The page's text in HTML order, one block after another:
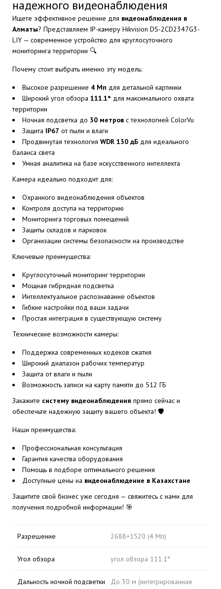
надежного видеонаблюдения
Ищете эффективное решение для видеонаблюдения в
Алматы? Представляем IP-камеру Hikvision DS-2CD2347G3-
LIY — современное устройство для круглосуточного
мониторинга территории 🔍
Почему стоит выбрать именно эту модель:
Высокое разрешение 4 Мп для детальной картинки
Широкий угол обзора 111.1° для максимального охвата
территории
Ночная подсветка до 30 метров с технологией ColorVu
Защита IP67 от пыли и влаги
Продвинутая технология WDR 130 дБ для идеального
баланса света
Умная аналитика на базе искусственного интеллекта
Камера идеально подходит для:
Охранного видеонаблюдения объектов
Контроля доступа на территорию
Мониторинга торговых помещений
Защиты складов и парковок
Организации системы безопасности на производстве
Ключевые преимущества:
Круглосуточный мониторинг территории
Мощная гибридная подсветка
Интеллектуальное распознавание объектов
Гибкие настройки под ваши задачи
Простая интеграция в существующую систему
Технические возможности камеры:
Поддержка современных кодеков сжатия
Широкий диапазон рабочих температур
Защита от влаги и пыли
Возможность записи на карту памяти до 512 ГБ
Закажите систему видеонаблюдения прямо сейчас и
обеспечьте надежную защиту вашего объекта! 🛡️
Наши преимущества:
Профессиональная консультация
Гарантия качества оборудования
Помощь в подборе оптимального решения
Доступные цены на видеонаблюдение в Казахстане
Защитите свой бизнес уже сегодня — свяжитесь с нами для
получения подробной информации! 🎯
Разрешение 2688×1520 (4 Мп)
Угол обзора угол обзора 111.1°
Дальность ночной подсветки
До 30 м (интегрированная